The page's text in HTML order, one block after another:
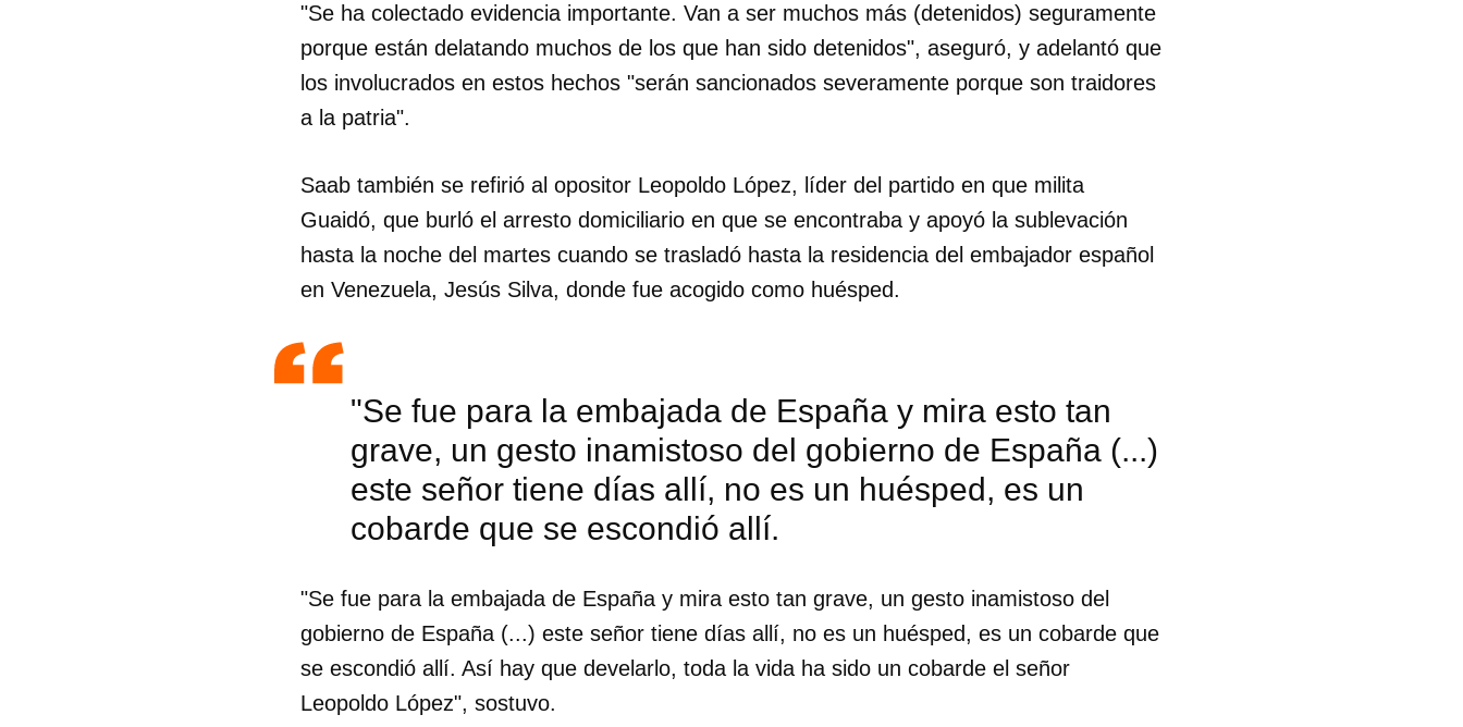
Guardar como favorito
Para poder guardar como favorito, primero has de iniciar sesión con tu
cuenta de 14ymedio.
"Se ha colectado evidencia importante. Van a ser muchos más (detenidos) seguramente
porque están delatando muchos de los que han sido detenidos", aseguró, y adelantó que
los involucrados en estos hechos "serán sancionados severamente porque son traidores
a la patria".
Saab también se refirió al opositor Leopoldo López, líder del partido en que milita
Guaidó, que burló el arresto domiciliario en que se encontraba y apoyó la sublevación
hasta la noche del martes cuando se trasladó hasta la residencia del embajador español
en Venezuela, Jesús Silva, donde fue acogido como huésped.
"Se fue para la embajada de España y mira esto tan
grave, un gesto inamistoso del gobierno de España (...)
este señor tiene días allí, no es un huésped, es un
cobarde que se escondió allí.
"Se fue para la embajada de España y mira esto tan grave, un gesto inamistoso del
gobierno de España (...) este señor tiene días allí, no es un huésped, es un cobarde que
se escondió allí. Así hay que develarlo, toda la vida ha sido un cobarde el señor
Leopoldo López", sostuvo.